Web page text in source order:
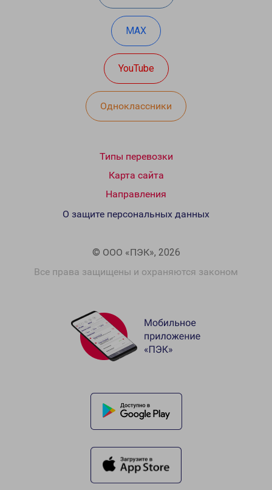
MAX
YouTube
Одноклассники
Типы перевозки
Карта сайта
Направления
© ООО «ПЭК», 2026
Все права защищены и охраняются законом
О защите персональных данных